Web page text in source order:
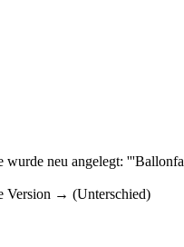
wurde neu angelegt:
Version → (Unterschied)